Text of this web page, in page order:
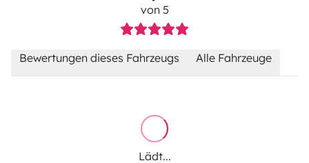
von 5
Bewertungen dieses Fahrzeugs Alle Fahrzeuge
Lädt...